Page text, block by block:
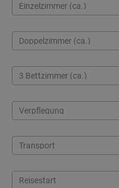
Einzelzimmer (ca.)
Doppelzimmer (ca.)
3 Bettzimmer (ca.)
Verpflegung
Transport
Reisestart